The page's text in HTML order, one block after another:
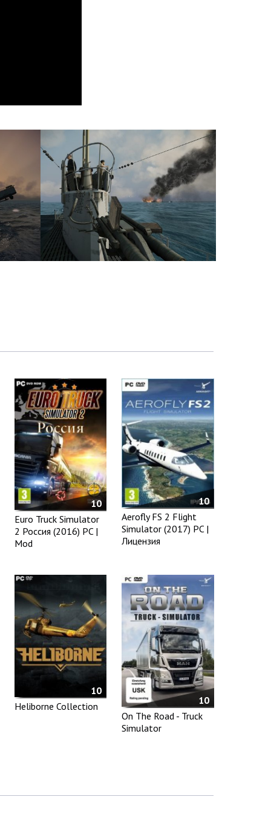
10
Euro Truck Simulator
2 Россия (2016) PC |
Mod
10
Aerofly FS 2 Flight
Simulator (2017) PC |
Лицензия
10
Heliborne Collection
10
On The Road - Truck
Simulator